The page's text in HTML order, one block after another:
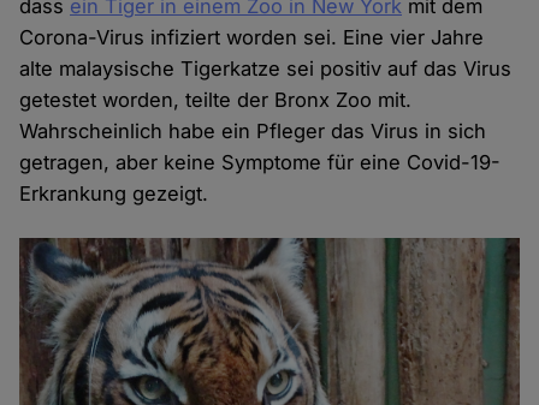
dass ein Tiger in einem Zoo in New York mit dem
Corona-Virus infiziert worden sei. Eine vier Jahre
alte malaysische Tigerkatze sei positiv auf das Virus
getestet worden, teilte der Bronx Zoo mit.
Wahrscheinlich habe ein Pfleger das Virus in sich
getragen, aber keine Symptome für eine Covid-19-
Erkrankung gezeigt.